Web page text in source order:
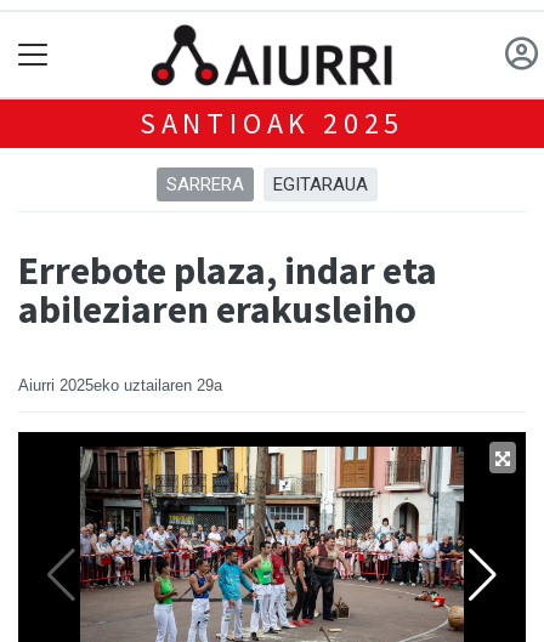
SANTIOAK 2025
SARRERA EGITARAUA
Errebote plaza, indar eta
abileziaren erakusleiho
Aiurri 2025eko uztailaren 29a